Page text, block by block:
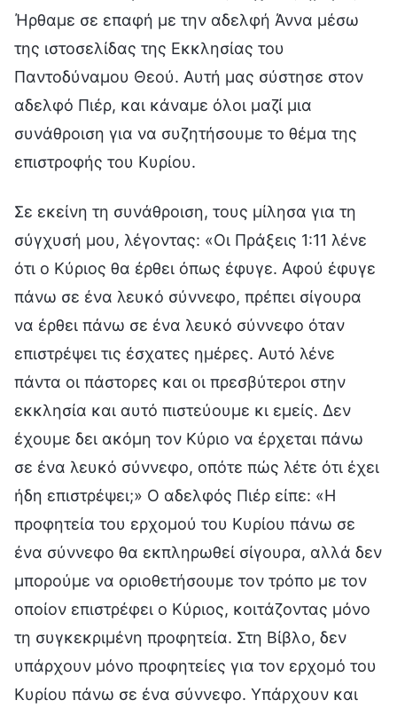
Ήρθαμε σε επαφή με την αδελφή Άννα μέσω
της ιστοσελίδας της Εκκλησίας του
Παντοδύναμου Θεού. Αυτή μας σύστησε στον
αδελφό Πιέρ, και κάναμε όλοι μαζί μια
συνάθροιση για να συζητήσουμε το θέμα της
επιστροφής του Κυρίου.
Σε εκείνη τη συνάθροιση, τους μίλησα για τη
σύγχυσή μου, λέγοντας: «Οι Πράξεις 1:11 λένε
ότι ο Κύριος θα έρθει όπως έφυγε. Αφού έφυγε
πάνω σε ένα λευκό σύννεφο, πρέπει σίγουρα
να έρθει πάνω σε ένα λευκό σύννεφο όταν
επιστρέψει τις έσχατες ημέρες. Αυτό λένε
πάντα οι πάστορες και οι πρεσβύτεροι στην
εκκλησία και αυτό πιστεύουμε κι εμείς. Δεν
έχουμε δει ακόμη τον Κύριο να έρχεται πάνω
σε ένα λευκό σύννεφο, οπότε πώς λέτε ότι έχει
ήδη επιστρέψει;» Ο αδελφός Πιέρ είπε: «Η
προφητεία του ερχομού του Κυρίου πάνω σε
ένα σύννεφο θα εκπληρωθεί σίγουρα, αλλά δεν
μπορούμε να οριοθετήσουμε τον τρόπο με τον
οποίον επιστρέφει ο Κύριος, κοιτάζοντας μόνο
τη συγκεκριμένη προφητεία. Στη Βίβλο, δεν
υπάρχουν μόνο προφητείες για τον ερχομό του
Κυρίου πάνω σε ένα σύννεφο. Υπάρχουν και